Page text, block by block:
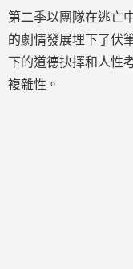
第二季以團隊在逃亡
的劇情發展埋下了伏
下的道德抉擇和人性
複雜性。